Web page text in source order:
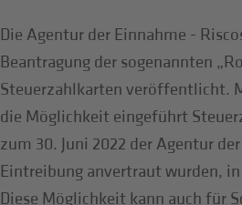
Die Agentur der Einnahme -
Beantragung der sogenannten
Steuerzahlkarten veröffentlicht.
die Möglichkeit eingeführt
zum 30. Juni 2022 der Agentur
Eintreibung anvertraut wurden,
Diese Möglichkeit kann auch für